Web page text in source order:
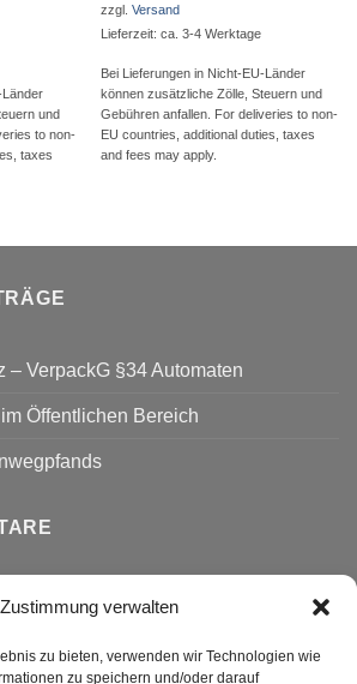
Zustimmung verwalten
zu bieten, verwenden wir Technologien wie
zu speichern und/oder darauf
Länder
und
to non-
taxes
zzgl. Versand
Lieferzeit: ca. 3-4 Werktage
Bei Lieferungen in Nicht-EU-Länder
können zusätzliche Zölle, Steuern und
Gebühren anfallen. For deliveries to non-
EU countries, additional duties, taxes
and fees may apply.
– VerpackG §34 Automaten
Öffentlichen Bereich